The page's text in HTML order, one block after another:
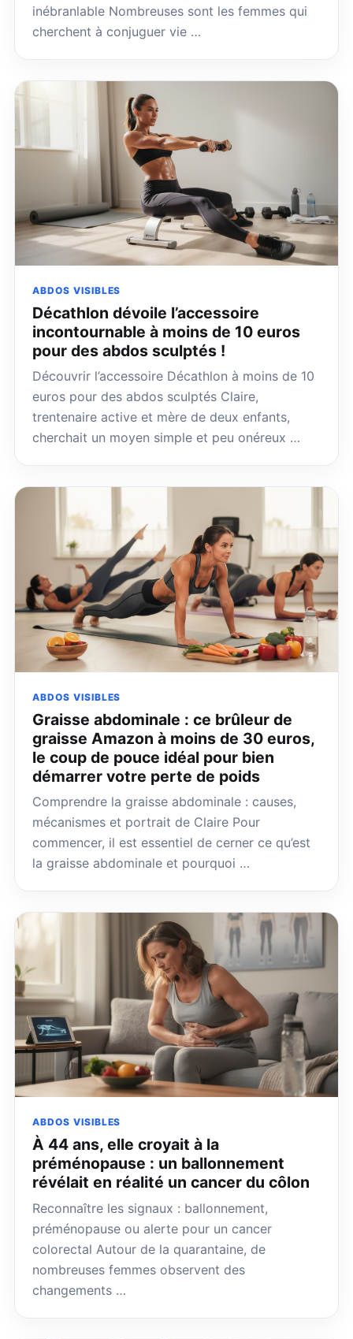
inébranlable Nombreuses sont les femmes qui
cherchent à conjuguer vie …
ABDOS VISIBLES
Décathlon dévoile l’accessoire
incontournable à moins de 10 euros
pour des abdos sculptés !
Découvrir l’accessoire Décathlon à moins de 10
euros pour des abdos sculptés Claire,
trentenaire active et mère de deux enfants,
cherchait un moyen simple et peu onéreux …
ABDOS VISIBLES
Graisse abdominale : ce brûleur de
graisse Amazon à moins de 30 euros,
le coup de pouce idéal pour bien
démarrer votre perte de poids
Comprendre la graisse abdominale : causes,
mécanismes et portrait de Claire Pour
commencer, il est essentiel de cerner ce qu’est
la graisse abdominale et pourquoi …
ABDOS VISIBLES
À 44 ans, elle croyait à la
préménopause : un ballonnement
révélait en réalité un cancer du côlon
Reconnaître les signaux : ballonnement,
préménopause ou alerte pour un cancer
colorectal Autour de la quarantaine, de
nombreuses femmes observent des
changements …